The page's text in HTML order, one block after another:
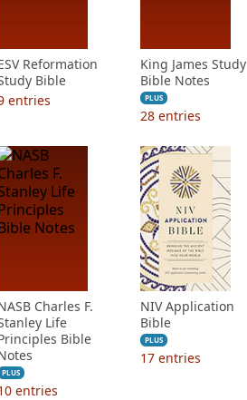
Reformation
Bible
entries
King James Study
Bible Notes
PLUS
28 entries
Charles F.
Life
Bible
PLUS
entries
NIV Application
Bible
PLUS
17 entries